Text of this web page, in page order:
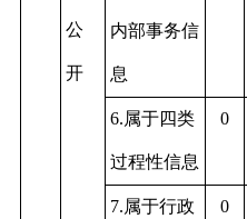
公
开
内部事务信
息
6.属于四类
过程性信息
0
7.属于行政 0